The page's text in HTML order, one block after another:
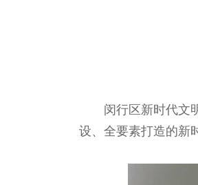
闵行区新时代文
设、全要素打造的新